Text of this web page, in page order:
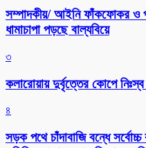
সম্পাদকীয়/ আইনি ফাঁকফোকর ও
ধামাচাপা পড়ছে বাল্যবিয়ে
৩
কলারোয়ায় দুর্বৃত্তের কোপে
৪
সড়ক পথে চাঁদাবাজি বন্ধে